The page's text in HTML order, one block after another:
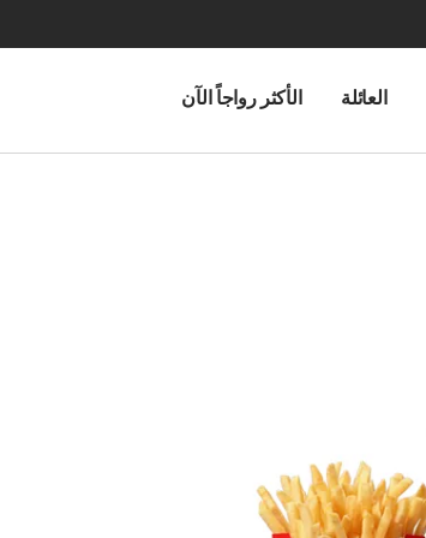
العائلة الأكثر رواجاً الآن